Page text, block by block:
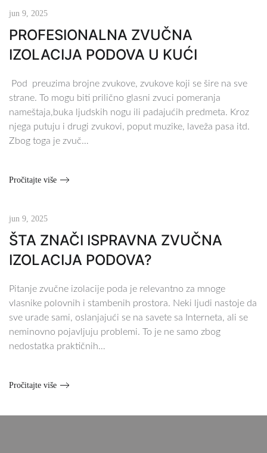
jun 9, 2025
PROFESIONALNA ZVUČNA
IZOLACIJA PODOVA U KUĆI
Pod preuzima brojne zvukove, zvukove koji se šire na sve
strane. To mogu biti prilično glasni zvuci pomeranja
nameštaja,buka ljudskih nogu ili padajućih predmeta. Kroz
njega putuju i drugi zvukovi, poput muzike, laveža pasa itd.
Zbog toga je zvuč…
Pročitajte više
jun 9, 2025
ŠTA ZNAČI ISPRAVNA ZVUČNA
IZOLACIJA PODOVA?
Pitanje zvučne izolacije poda je relevantno za mnoge
vlasnike polovnih i stambenih prostora. Neki ljudi nastoje da
sve urade sami, oslanjajući se na savete sa Interneta, ali se
neminovno pojavljuju problemi. To je ne samo zbog
nedostatka praktičnih…
Pročitajte više